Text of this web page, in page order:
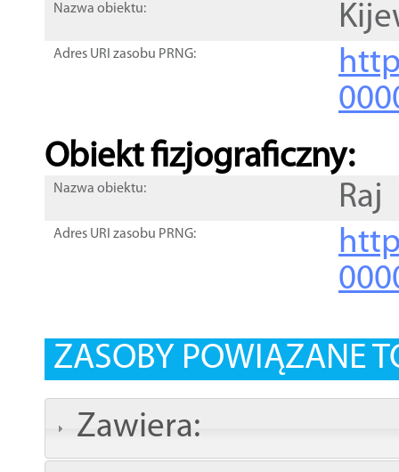
Nazwa obiektu:
Adres URI zasobu PRNG:
Obiekt fizjograficzny:
Nazwa obiektu: Raj
Adres URI zasobu PRNG:
ZASOBY POWIĄZANE
Zawiera: